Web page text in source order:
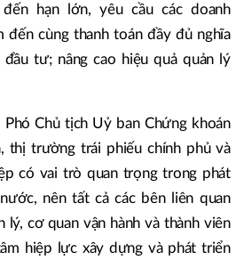
hạn lớn, yêu cầu các doanh
đến cùng thanh toán đầy đủ nghĩa
tư; nâng cao hiệu quả quản lý
Phó Chủ tịch Uỷ ban Chứng khoán
thị trường trái phiếu chính phủ và
có vai trò quan trọng trong phát
nên tất cả các bên liên quan
lý, cơ quan vận hành và thành viên
hiệp lực xây dựng và phát triển